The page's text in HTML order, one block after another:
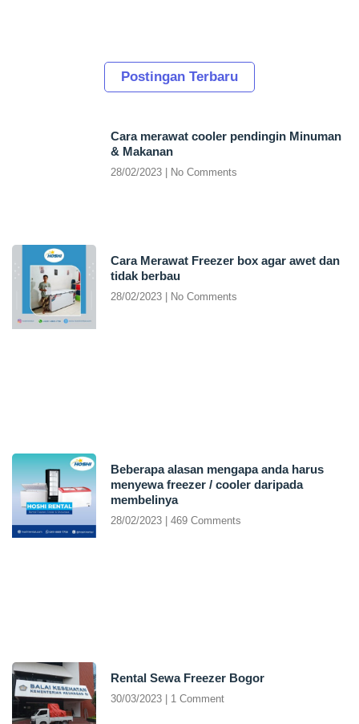
Postingan Terbaru
Cara merawat cooler pendingin Minuman
& Makanan
28/02/2023 No Comments
Cara Merawat Freezer box agar awet dan
tidak berbau
28/02/2023 No Comments
Beberapa alasan mengapa anda harus
menyewa freezer / cooler daripada
membelinya
28/02/2023 469 Comments
Rental Sewa Freezer Bogor
30/03/2023 1 Comment